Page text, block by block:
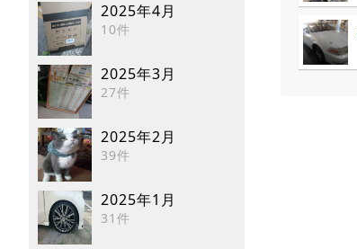
2025年4月
10件
2025年3月
27件
2025年2月
39件
2025年1月
31件